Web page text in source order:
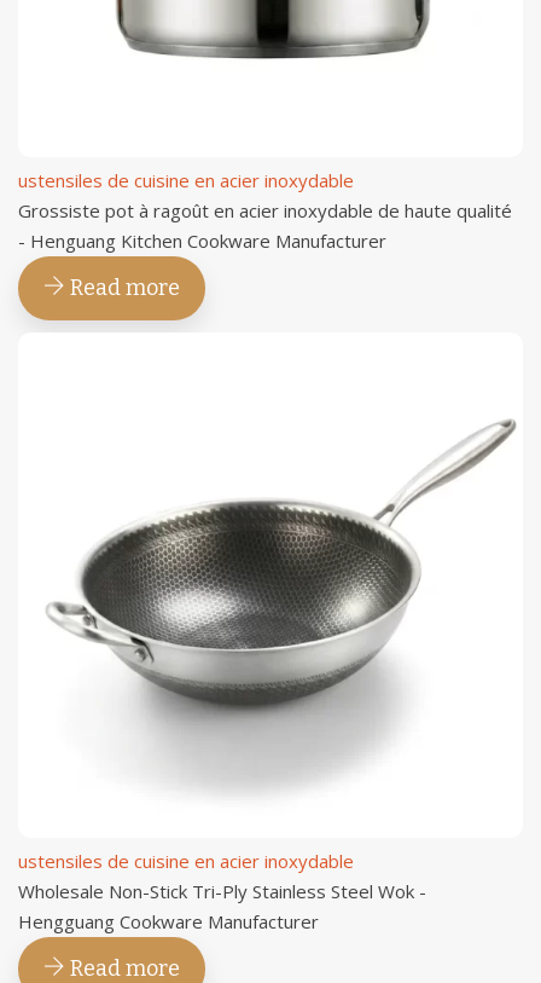
ustensiles de cuisine en acier inoxydable
Grossiste pot à ragoût en acier inoxydable de haute qualité
- Henguang Kitchen Cookware Manufacturer
Read more
ustensiles de cuisine en acier inoxydable
Wholesale Non-Stick Tri-Ply Stainless Steel Wok -
Hengguang Cookware Manufacturer
Read more